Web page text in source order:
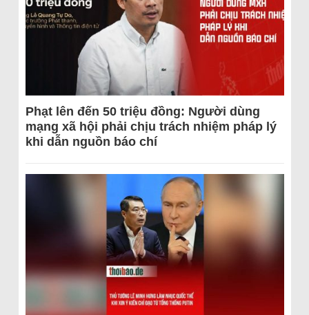
Phạt lên đến 50 triệu đồng: Người dùng
mạng xã hội phải chịu trách nhiệm pháp lý
khi dẫn nguồn báo chí